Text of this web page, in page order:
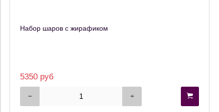
Набор шаров с жирафиком
5350 руб